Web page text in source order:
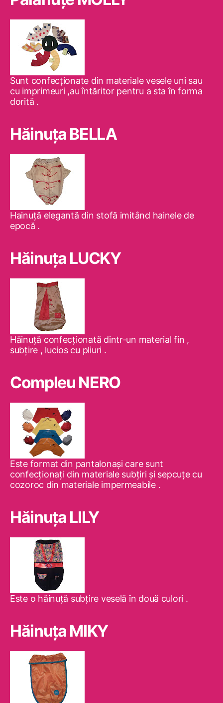
Sunt confecţionate din materiale vesele uni sau
cu imprimeuri ,au întăritor pentru a sta în forma
dorită .
Hăinuţa BELLA
Hainuţă elegantă din stofă imitând hainele de
epocă .
Hăinuţa LUCKY
Hăinuţă confecţionată dintr-un material fin ,
subţire , lucios cu pliuri .
Compleu NERO
Este format din pantalonaşi care sunt
confecţionaţi din materiale subţiri şi sepcuţe cu
cozoroc din materiale impermeabile .
Hăinuţa LILY
Este o hăinuţă subţire veselă în două culori .
Hăinuţa MIKY